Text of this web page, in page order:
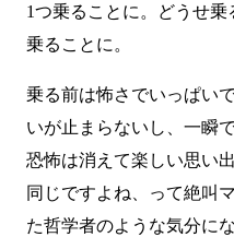
1つ乗ることに。どうせ
乗ることに。
乗る前は怖さでいっぱい
いが止まらないし、一瞬
恐怖は消えて楽しい思い
同じですよね、って絶叫
た哲学者のような気分に